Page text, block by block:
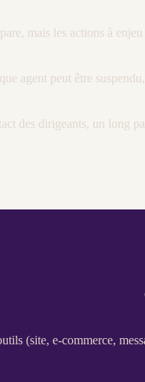
mais les actions à
agent peut être
des dirigeants, un long
(site, e-commerce,